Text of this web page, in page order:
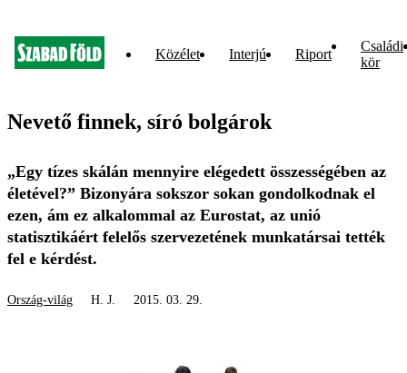
Közélet Interjú Riport
Családi
kör
Nevető finnek, síró bolgárok
„Egy tízes skálán mennyire elégedett összességében az
életével?” Bizonyára sokszor sokan gondolkodnak el
ezen, ám ez alkalommal az Eurostat, az unió
statisztikáért felelős szervezetének munkatársai tették
fel e kérdést.
Ország-világ H. J. 2015. 03. 29.